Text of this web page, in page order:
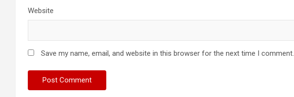
Website
Save my name, email, and website in this browser for the next time I comment.